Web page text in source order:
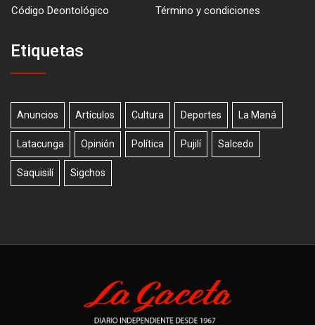
Código Deontológico
Término y condiciones
Etiquetas
Anuncios Artículos Cultura Deportes La Maná
Latacunga Opinión Política Pujilí Salcedo
Saquisilí Sigchos